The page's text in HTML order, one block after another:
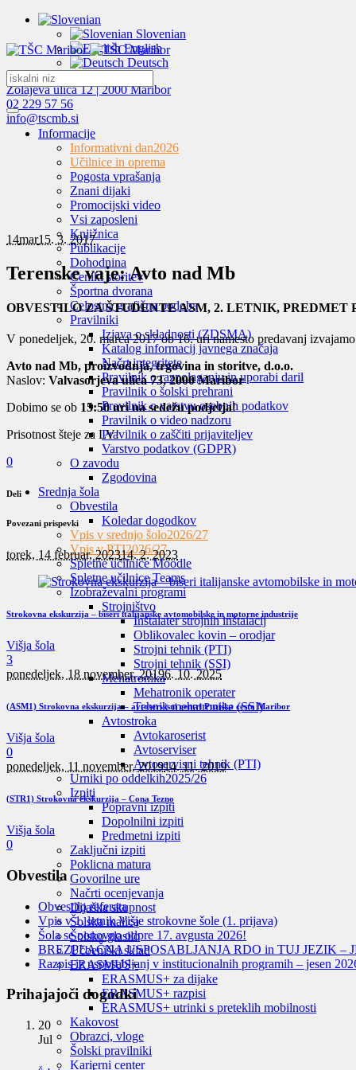
Slovenian
English
Deutsch
Zolajeva ulica 12 | 2000 Maribor
02 229 57 56
info@tscmb.si
Informacije
Informativni dan2026
Učilnice in oprema
Pogosta vprašanja
Znani dijaki
Promocijski video
Vsi zaposleni
Knjižnica
Publikacije
Dohodnina
Ceniki storitev
Športna dvorana
Celostna grafična podoba
Pravilniki
Izjava o skladnosti (ZDSMA)
Katalog informacij javnega značaja
Načrt integritete
Pravilnik o razpolaganju in uporabi daril
Pravilnik o šolski prehrani
Pravilnik o varstvu osebnih podatkov
Pravilnik o video nadzoru
Pravilnik o zaščiti prijaviteljev
Varstvo podatkov (GDPR)
O zavodu
Zgodovina
Srednja šola
Obvestila
Koledar dogodkov
Vpis v srednjo šolo2026/27
Vpis v PTI2026/27
Spletne učilnice Moodle
Spletne učilnice Teams
Izobraževalni programi
Strojništvo
Inštalater strojnih inštalacij
Oblikovalec kovin – orodjar
Strojni tehnik (PTI)
Strojni tehnik (SSI)
Mehatronika
Mehatronik operater
Tehnik mehatronike (SSI)
Avtostroka
Avtokaroserist
Avtoserviser
Avtoservisni tehnik (PTI)
Urniki po oddelkih2025/26
Izpiti
Popravni izpiti
Dopolnilni izpiti
Predmetni izpiti
Zaključni izpiti
Poklicna matura
Govorilne ure
Načrti ocenjevanja
Dijaška skupnost
Šolska malica
Šolsko glasilo
Učbeniški sklad
ERASMUS+
ERASMUS+ za dijake
ERASMUS+ razpisi
ERASMUS+ utrinki s preteklih mobilnosti
Kakovost
Obrazci, vloge
Šolski pravilniki
Karierni center
14mar15. 3. 2017
Terenske vaje: Avto nad Mb
OBVESTILO ZA ŠTUDENTE ASM, 2. LETNIK, PREDMET
V ponedeljek, 20. marca 2017 ob 16. uri namesto predavanj
Avto nad Mb, proizvodnja, trgovina in storitve, d.o.o.
Naslov: Valvasorjeva ulica 73, 2000 Maribor
Dobimo se ob 15:50 uri na sedežu podjetja!
Prisotnost šteje za LV!
0
Deli
Povezani prispevki
torek, 14 februar, 202314. 2. 2023
Strokovna ekskurzija – biseri italijanske avtomobilske in motorne industrije
Višja šola
3
ponedeljek, 18 november, 20196. 10. 2025
(ASM1) Strokovna ekskurzija – avtoservisni centri Ptujska cesta Maribor
Višja šola
0
ponedeljek, 11 november, 201914. 11. 2019
(STR1) Strokovna ekskurzija – Cona Tezno
Višja šola
0
Obvestila
Obvestilo referata
Vpis v 1. letnik Višje strokovne šole (1. prijava)
Šola se ponovno odpre 17. avgusta 2026!
BREZPLAČNA USPOSABLJANJA RDO in TUJ JEZIK –
Razpis iz usposabljanj v institucionalnih programih – jesen
Prihajajoči dogodki
20
Jul